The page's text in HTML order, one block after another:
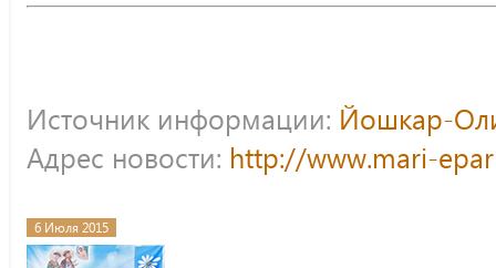
Источник информации: Йошкар-
Адрес новости: http://www.mari-
6 Июля 2015